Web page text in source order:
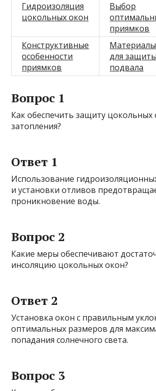
Гидроизоляция
цокольных окон
Выбор
приямков
Конструктивные
особенности
приямков
Материалы
для защиты
подвала
Вопрос 1
Как обеспечить защиту цокольных
затопления?
Ответ 1
Использование
и установки отливов
проникновение воды.
Вопрос 2
Какие меры обеспечивают
инсоляцию цокольных окон?
Ответ 2
Установка окон с правильным
оптимальных размеров для
попадания солнечного света.
Вопрос 3